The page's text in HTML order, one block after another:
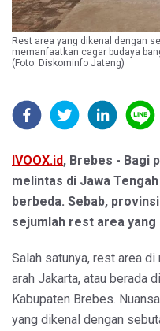
Rest area yang dikenal dengan
memanfaatkan cagar budaya
(Foto: Diskominfo Jateng)
IVOOX.id, Brebes - Bagi
melintas di Jawa
berbeda. Sebab,
sejumlah rest area yang
Salah satunya, rest area
arah Jakarta, atau berada
Kabupaten Brebes.
yang dikenal dengan